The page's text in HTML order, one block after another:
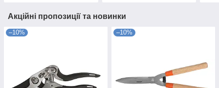
Акційні пропозиції та новинки
–10% –10%